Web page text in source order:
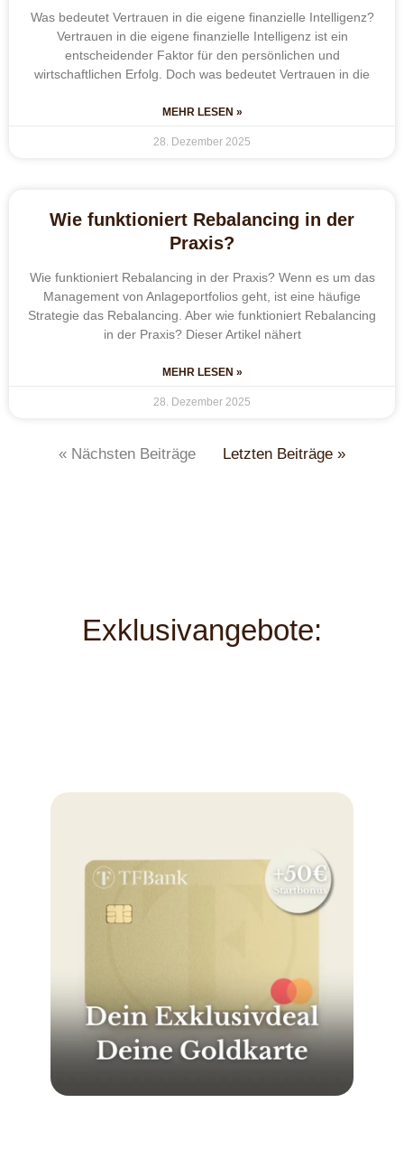
Was bedeutet Vertrauen in die eigene finanzielle Intelligenz?
Vertrauen in die eigene finanzielle Intelligenz ist ein
entscheidender Faktor für den persönlichen und
wirtschaftlichen Erfolg. Doch was bedeutet Vertrauen in die
MEHR LESEN »
28. Dezember 2025
Wie funktioniert Rebalancing in der
Praxis?
Wie funktioniert Rebalancing in der Praxis? Wenn es um das
Management von Anlageportfolios geht, ist eine häufige
Strategie das Rebalancing. Aber wie funktioniert Rebalancing
in der Praxis? Dieser Artikel nähert
MEHR LESEN »
28. Dezember 2025
« Nächsten Beiträge Letzten Beiträge »
Exklusivangebote: